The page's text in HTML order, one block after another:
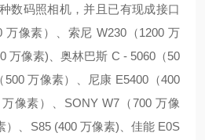
数码照相机，并且已有现成接口
万像素）、索尼 W230（1200 万
万像素)、奥林巴斯 C - 5060（50
万像素）、尼康 E5400（400
像素）、SONY W7（700 万像
）、S85 (400 万像素)、佳能 E0S